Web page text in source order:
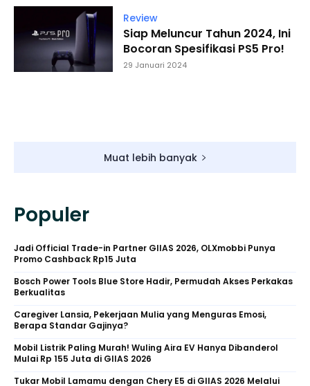
Review
Siap Meluncur Tahun 2024, Ini
Bocoran Spesifikasi PS5 Pro!
29 Januari 2024
Muat lebih banyak
Populer
Jadi Official Trade-in Partner GIIAS 2026, OLXmobbi Punya
Promo Cashback Rp15 Juta
Bosch Power Tools Blue Store Hadir, Permudah Akses Perkakas
Berkualitas
Caregiver Lansia, Pekerjaan Mulia yang Menguras Emosi,
Berapa Standar Gajinya?
Mobil Listrik Paling Murah! Wuling Aira EV Hanya Dibanderol
Mulai Rp 155 Juta di GIIAS 2026
Tukar Mobil Lamamu dengan Chery E5 di GIIAS 2026 Melalui